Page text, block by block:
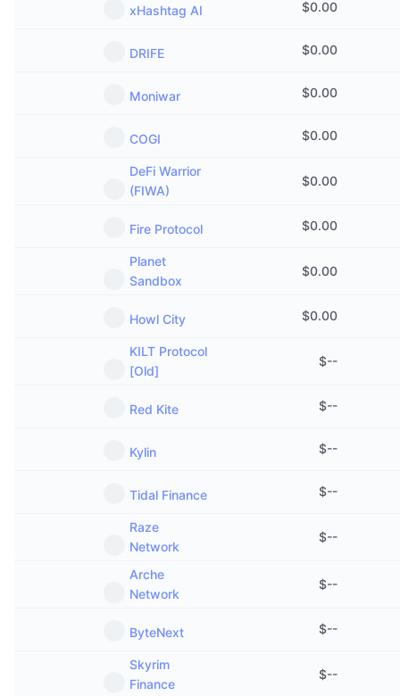
다가오는 판매
다이아몬드 리워드
배우며 수익 창출
xHashtag AI $0.00
DRIFE $0.00
Moniwar $0.00
COGI $0.00
DeFi Warrior
(FIWA)
$0.00
Fire Protocol $0.00
Planet
Sandbox
$0.00
Howl City $0.00
KILT Protocol
[Old]
$--
Red Kite $--
Kylin $--
Tidal Finance $--
Raze
Network
$--
Arche
Network
$--
ByteNext $--
Skyrim
Finance
$--